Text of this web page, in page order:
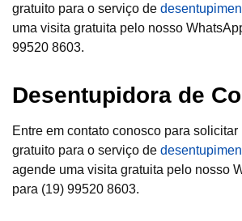
gratuito para o serviço de
uma visita gratuita pelo nosso
99520 8603.
Desentupidora de
Entre em contato conosco para solicitar
gratuito para o serviço de
agende uma visita gratuita pelo nosso
para (19) 99520 8603.